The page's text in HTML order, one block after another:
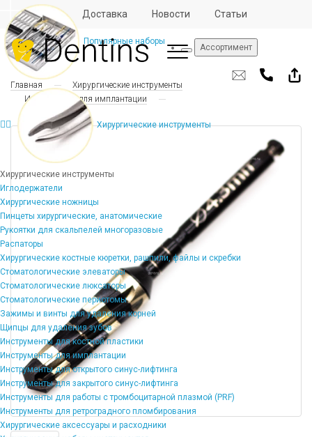
Отзывы Доставка Новости Статьи
Ассортимент
Популярные наборы
Хирургические инструменты
Хирургические инструменты
Иглодержатели
Хирургические ножницы
Пинцеты хирургические, анатомические
Рукоятки для скальпелей многоразовые
Распаторы
Хирургические костные кюретки, рашпили, файлы и скребки
Стоматологические элеваторы
Стоматологические люксаторы
Стоматологические периотомы
Зажимы и винты для удаления корней
Щипцы для удаления зубов
Инструменты для костной пластики
Инструменты для имплантации
Инструменты для открытого синус-лифтинга
Инструменты для закрытого синус-лифтинга
Инструменты для работы с тромбоцитарной плазмой (PRF)
Инструменты для ретроградного пломбирования
Хирургические аксессуары и расходники
Главная
Хирургические инструменты
Инструменты для имплантации